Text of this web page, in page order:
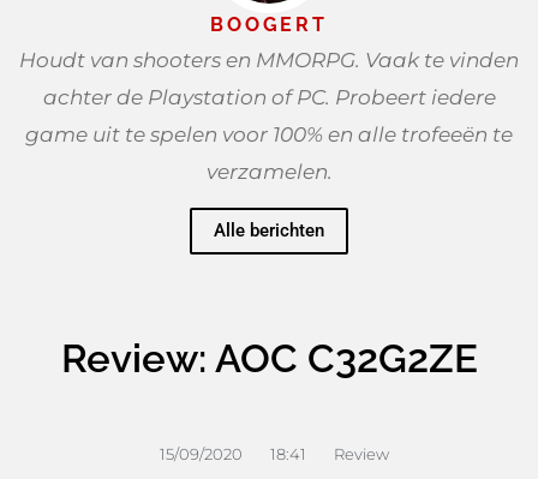
BOOGERT
Houdt van shooters en MMORPG. Vaak te vinden
achter de Playstation of PC. Probeert iedere
game uit te spelen voor 100% en alle trofeeën te
verzamelen.
Alle berichten
Review: AOC C32G2ZE
15/09/2020 18:41 Review